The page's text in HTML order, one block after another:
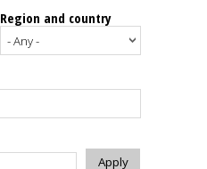
Region and country